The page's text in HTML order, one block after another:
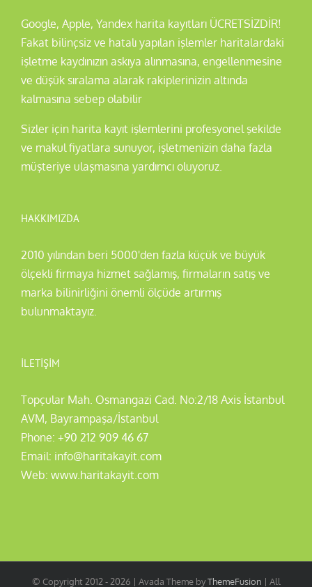
Google, Apple, Yandex harita kayıtları ÜCRETSİZDİR!
Fakat bilinçsiz ve hatalı yapılan işlemler haritalardaki
işletme kaydınızın askıya alınmasına, engellenmesine
ve düşük sıralama alarak rakiplerinizin altında
kalmasına sebep olabilir
Sizler için harita kayıt işlemlerini profesyonel şekilde
ve makul fiyatlara sunuyor, işletmenizin daha fazla
müşteriye ulaşmasına yardımcı oluyoruz.
HAKKIMIZDA
2010 yılından beri 5000'den fazla küçük ve büyük
ölçekli firmaya hizmet sağlamış, firmaların satış ve
marka bilinirliğini önemli ölçüde artırmış
bulunmaktayız.
İLETIŞIM
Topçular Mah. Osmangazi Cad. No:2/18 Axis İstanbul
AVM, Bayrampaşa/İstanbul
Phone: +90 212 909 46 67
Email: info@haritakayit.com
Web: www.haritakayit.com
© Copyright 2012 - 2026 | Avada Theme byThemeFusion | All